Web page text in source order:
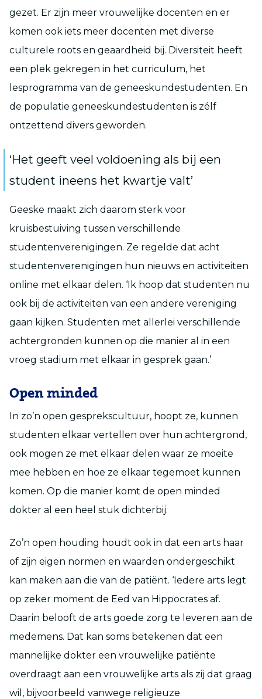
gezet. Er zijn meer vrouwelijke docenten en er
komen ook iets meer docenten met diverse
culturele roots en geaardheid bij. Diversiteit heeft
een plek gekregen in het curriculum, het
lesprogramma van de geneeskundestudenten. En
de populatie geneeskundestudenten is zélf
ontzettend divers geworden.
‘Het geeft veel voldoening als bij een
student ineens het kwartje valt’
Geeske maakt zich daarom sterk voor
kruisbestuiving tussen verschillende
studentenverenigingen. Ze regelde dat acht
studentenverenigingen hun nieuws en activiteiten
online met elkaar delen. ‘Ik hoop dat studenten nu
ook bij de activiteiten van een andere vereniging
gaan kijken. Studenten met allerlei verschillende
achtergronden kunnen op die manier al in een
vroeg stadium met elkaar in gesprek gaan.’
Open minded
In zo’n open gesprekscultuur, hoopt ze, kunnen
studenten elkaar vertellen over hun achtergrond,
ook mogen ze met elkaar delen waar ze moeite
mee hebben en hoe ze elkaar tegemoet kunnen
komen. Op die manier komt de open minded
dokter al een heel stuk dichterbij.
Zo’n open houding houdt ook in dat een arts haar
of zijn eigen normen en waarden ondergeschikt
kan maken aan die van de patiënt. ‘Iedere arts legt
op zeker moment de Eed van Hippocrates af.
Daarin belooft de arts goede zorg te leveren aan de
medemens. Dat kan soms betekenen dat een
mannelijke dokter een vrouwelijke patiënte
overdraagt aan een vrouwelijke arts als zij dat graag
wil, bijvoorbeeld vanwege religieuze